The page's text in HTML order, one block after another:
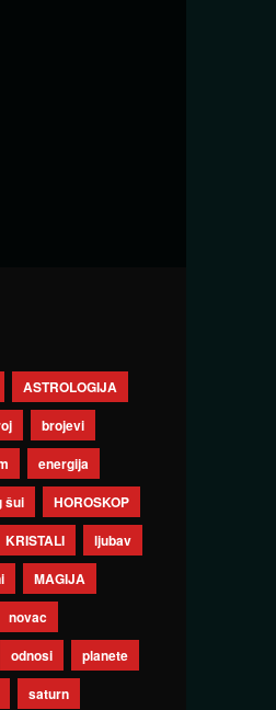
ASTROLOGIJA
brojevi
energija
šui
HOROSKOP
KRISTALI
ljubav
MAGIJA
novac
odnosi
planete
saturn